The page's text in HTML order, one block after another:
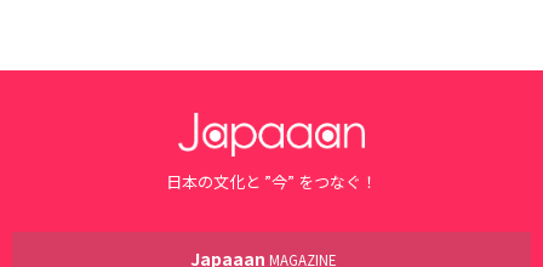
日本の文化と ”今” をつなぐ！
Japaaan MAGAZINE